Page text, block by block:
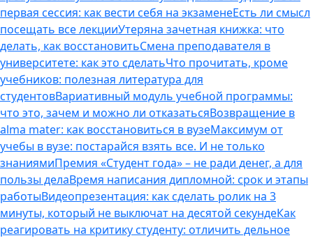
первая сессия: как вести себя на экзаменеЕсть ли смысл
посещать все лекцииУтеряна зачетная книжка: что
делать, как восстановитьСмена преподавателя в
университете: как это сделатьЧто прочитать, кроме
учебников: полезная литература для
студентовВариативный модуль учебной программы:
что это, зачем и можно ли отказатьсяВозвращение в
alma mater: как восстановиться в вузеМаксимум от
учебы в вузе: постарайся взять все. И не только
знаниямиПремия «Студент года» – не ради денег, а для
пользы делаВремя написания дипломной: срок и этапы
работыВидеопрезентация: как сделать ролик на 3
минуты, который не выключат на десятой секундеКак
реагировать на критику студенту: отличить дельное